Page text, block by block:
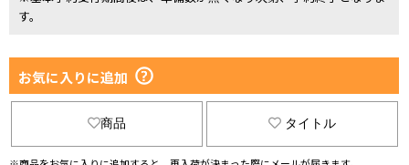
す。
お気に入りに追加
商品 タイトル